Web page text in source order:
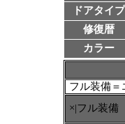
ドアタイプ
修復暦
カラー
フル装備＝
×|フル装備